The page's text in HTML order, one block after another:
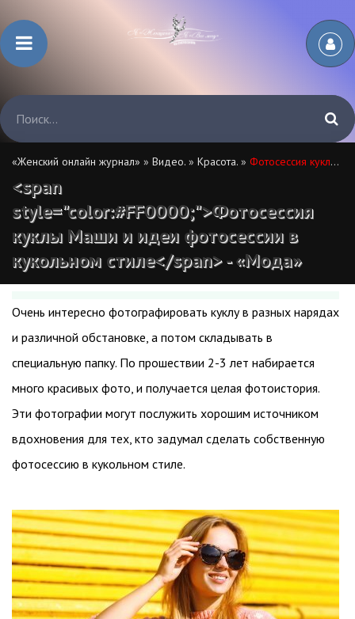
«Женский онлайн журнал» » Видео. » Красота. » Фотосессия куклы Маши и идеи фотосессии в кукольном стиле
<span
style="color:#FF0000;">Фотосессия
куклы Маши и идеи фотосессии в
кукольном стиле</span> - «Мода»
Очень интересно фотографировать куклу в разных нарядах
и различной обстановке, а потом складывать в
специальную папку. По прошествии 2-3 лет набирается
много красивых фото, и получается целая фотоистория.
Эти фотографии могут послужить хорошим источником
вдохновения для тех, кто задумал сделать собственную
фотосессию в кукольном стиле.